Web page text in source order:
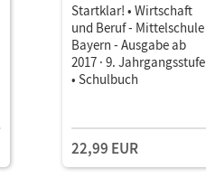
Startklar! • Wirtschaft
und Beruf - Mittelschule
Bayern - Ausgabe ab
2017 · 9. Jahrgangsstufe
• Schulbuch
22,99 EUR